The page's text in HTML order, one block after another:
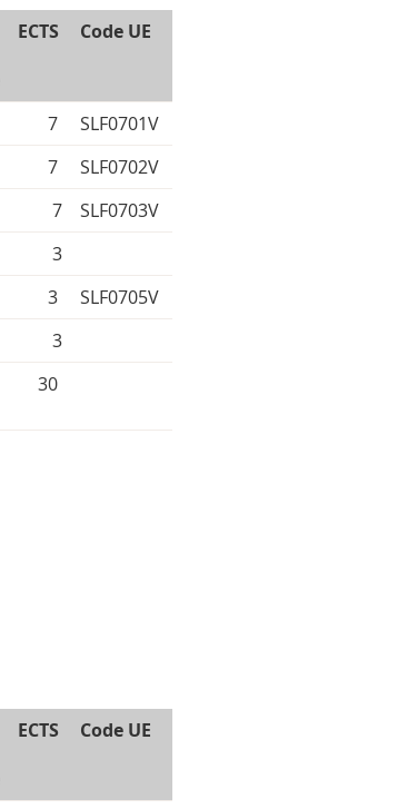
ECTS Code UE
7
SLF0701V
7
SLF0702V
7
SLF0703V
3
3
SLF0705V
3
30
ECTS Code UE